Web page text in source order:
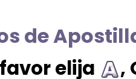
de
elija ,